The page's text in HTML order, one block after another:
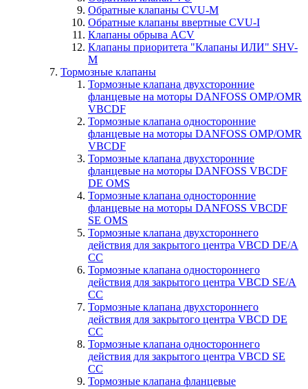
Обратные клапаны CVU-M
Обратные клапаны ввертные CVU-I
Клапаны обрыва ACV
Клапаны приоритета "Клапаны ИЛИ" SHV-
M
Тормозные клапаны
Тормозные клапана двухсторонние
фланцевые на моторы DANFOSS OMP/OMR
VBCDF
Тормозные клапана односторонние
фланцевые на моторы DANFOSS OMP/OMR
VBCDF
Тормозные клапана двухсторонние
фланцевые на моторы DANFOSS VBCDF
DE OMS
Тормозные клапана односторонние
фланцевые на моторы DANFOSS VBCDF
SE OMS
Тормозные клапана двухстороннего
действия для закрытого центра VBCD DE/A
CC
Тормозные клапана одностороннего
действия для закрытого центра VBCD SE/А
CC
Тормозные клапана двухстороннего
действия для закрытого центра VBCD DE
CC
Тормозные клапана одностороннего
действия для закрытого центра VBCD SE
CC
Тормозные клапана фланцевые